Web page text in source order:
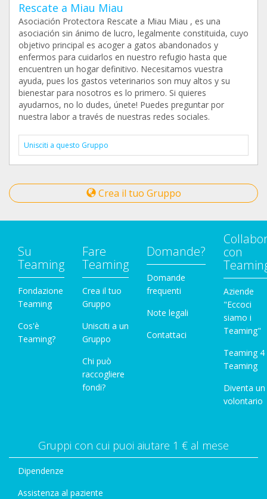
Rescate a Miau Miau
Asociación Protectora Rescate a Miau Miau , es una
asociación sin ánimo de lucro, legalmente constituida, cuyo
objetivo principal es acoger a gatos abandonados y
enfermos para cuidarlos en nuestro refugio hasta que
encuentren un hogar definitivo. Necesitamos vuestra
ayuda, pues los gastos veterinarios son muy altos y su
bienestar para nosotros es lo primero. Si quieres
ayudarnos, no lo dudes, únete! Puedes preguntar por
nuestra labor a través de nuestras redes sociales.
Unisciti a questo Gruppo
Crea il tuo Gruppo
Su
Teaming
Fondazione
Teaming
Cos'è
Teaming?
Fare
Teaming
Crea il tuo
Gruppo
Unisciti a un
Gruppo
Chi può
raccogliere
fondi?
Domande?
Domande
frequenti
Note legali
Contattaci
con
Aziende
"Eccoci
siamo i
Teaming"
Teaming 4
Teaming
Diventa un
volontario
Gruppi con cui puoi aiutare 1 € al mese
Dipendenze
Assistenza al paziente